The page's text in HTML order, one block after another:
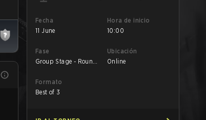
Fecha
11 June
Hora de inicio
10:00
Fase
Group Stage - Round
Ubicación
Online
Formato
Best of 3